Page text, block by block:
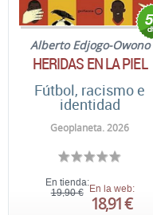
Alberto Edjogo-Owono
HERIDAS EN LA PIEL
Fútbol, racismo e
identidad
Geoplaneta. 2026
En tienda:
19,90 € En la web:
18,91 €